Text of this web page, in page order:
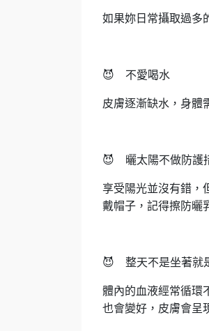
如果妳日常攝取過多
😈 不愛喝水
皮膚逐漸缺水，身體
😈 曬太陽不做防護
享受陽光並沒有錯，
戴帽子，記得擦防曬
😈 整天不是坐著就
體內的血液經常循環
也會變好，皮膚會呈